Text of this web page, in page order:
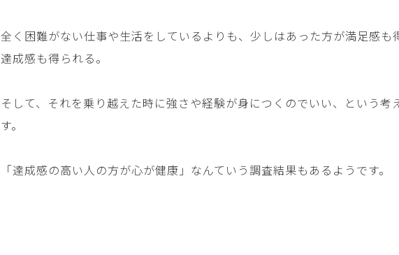
全く困難がない仕事や生活をしているよりも、少しはあった方が満足感も
達成感も得られる。
そして、それを乗り越えた時に強さや経験が身につくのでいい、という考
す。
「達成感の高い人の方が心が健康」なんていう調査結果もあるようです。